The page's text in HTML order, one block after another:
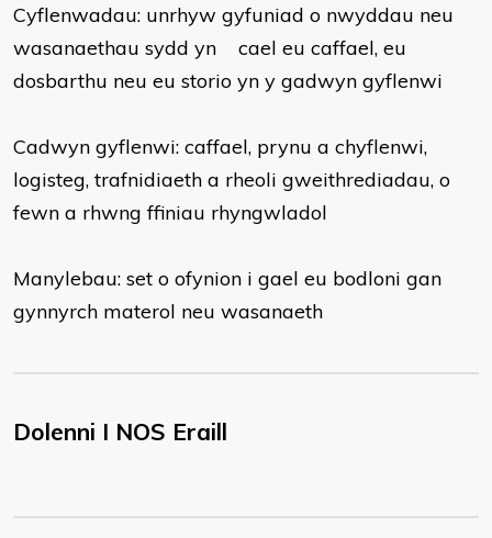
Cyflenwadau: unrhyw gyfuniad o nwyddau neu
wasanaethau sydd yn
cael eu caffael, eu
dosbarthu neu eu storio yn y gadwyn gyflenwi
Cadwyn gyflenwi: caffael, prynu a chyflenwi,
logisteg, trafnidiaeth a rheoli gweithrediadau, o
fewn a rhwng ffiniau rhyngwladol
Manylebau: set o ofynion i gael eu bodloni gan
gynnyrch materol neu wasanaeth
Dolenni I NOS Eraill